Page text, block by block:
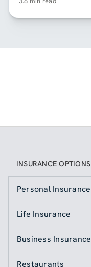
INSURANCE OPTIONS
Personal Insurance
Life Insurance
Business Insurance
Restaurants